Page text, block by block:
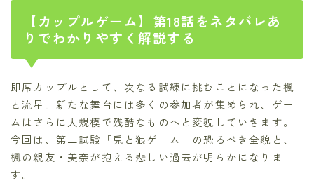
【カップルゲーム】第18話をネタバレあ
りでわかりやすく解説する
即席カップルとして、次なる試練に挑むことになった楓
と流星。新たな舞台には多くの参加者が集められ、ゲー
ムはさらに大規模で残酷なものへと変貌していきます。
今回は、第二試験「兎と狼ゲーム」の恐るべき全貌と、
楓の親友・美奈が抱える悲しい過去が明らかになりま
す。